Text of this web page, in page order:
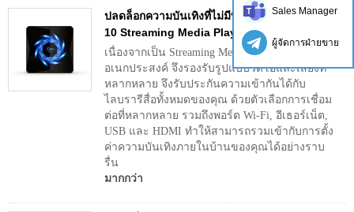
ปลดล็อกความบันเทิงที่ไม่มีที่สิ้นสุดด้วย Android
10 Streaming Media Player
เนื่องจากเป็น Streaming Media Player
อเนกประสงค์ จึงรองรับรูปแบบวิดีโอและเสียงที่
หลากหลาย จึงรับประกันความเข้ากันได้กับ
ไลบรารีสื่อทั้งหมดของคุณ ด้วยตัวเลือกการเชื่อม
ต่อที่หลากหลาย รวมถึงพอร์ต Wi-Fi, อีเธอร์เน็ต,
USB และ HDMI ทำให้สามารถรวมเข้ากับการตั้ง
ค่าความบันเทิงภายในบ้านของคุณได้อย่างราบ
รื่น
มากกว่า
Sales Manager
ผู้จัดการฝ่ายขาย